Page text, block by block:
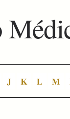
J K L M